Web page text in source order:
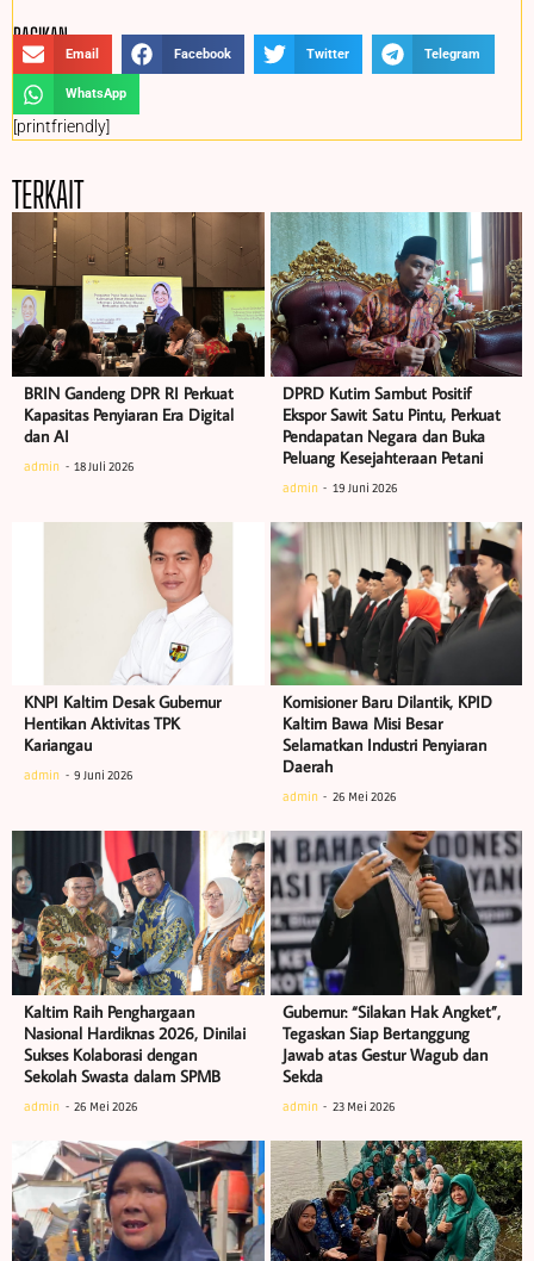
BAGIKAN :
Email Facebook Twitter Telegram
WhatsApp
[printfriendly]
TERKAIT
BRIN Gandeng DPR RI Perkuat
Kapasitas Penyiaran Era Digital
dan AI
admin 18 Juli 2026
DPRD Kutim Sambut Positif
Ekspor Sawit Satu Pintu, Perkuat
Pendapatan Negara dan Buka
Peluang Kesejahteraan Petani
admin 19 Juni 2026
KNPI Kaltim Desak Gubernur
Hentikan Aktivitas TPK
Kariangau
admin 9 Juni 2026
Komisioner Baru Dilantik, KPID
Kaltim Bawa Misi Besar
Selamatkan Industri Penyiaran
Daerah
admin 26 Mei 2026
Kaltim Raih Penghargaan
Nasional Hardiknas 2026, Dinilai
Sukses Kolaborasi dengan
Sekolah Swasta dalam SPMB
admin 26 Mei 2026
Gubernur: “Silakan Hak Angket”,
Tegaskan Siap Bertanggung
Jawab atas Gestur Wagub dan
Sekda
admin 23 Mei 2026